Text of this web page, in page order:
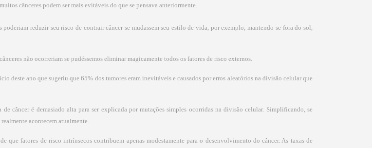
cânceres podem ser mais evitáveis do que se pensava anteriormente.
poderiam reduzir seu risco de contrair câncer se mudassem seu estilo de vida, por exemplo, mantendo-se fora do sol,
não ocorreriam se pudéssemos eliminar magicamente todos os fatores de risco externos.
deste ano que sugeriu que 65% dos tumores eram inevitáveis e causados por erros aleatórios na divisão celular que
câncer é demasiado alta para ser explicada por mutações simples ocorridas na divisão celular. Simplificando, se
acontecem atualmente.
que fatores de risco intrínsecos contribuem apenas modestamente para o desenvolvimento do câncer. As taxas de